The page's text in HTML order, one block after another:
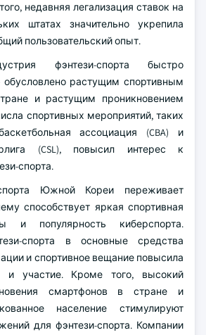
недавняя легализация ставок на
штатах значительно укрепила
пользовательский опыт.
фэнтези-спорта быстро
обусловлено растущим спортивным
и растущим проникновением
спортивных мероприятий, таких
ассоциация (CBA) и
(CSL), повысил интерес к
спорта.
Южной Кореи переживает
способствует яркая спортивная
и популярность киберспорта.
спорта в основные средства
и спортивное вещание повысила
и участие. Кроме того, высокий
смартфонов в стране и
население стимулируют
для фэнтези-спорта. Компании